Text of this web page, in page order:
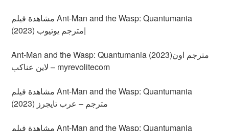
مشاهدة فيلم Ant-Man and the Wasp: Quantumania
(2023) مترجم يوتيوب|
Ant-Man and the Wasp: Quantumania (2023)مترجم اون
لاين عناكب – myrevolitecom
مشاهدة فيلم Ant-Man and the Wasp: Quantumania
(2023) مترجم – عرب تايجرز
مشاهدة فيلم Ant-Man and the Wasp: Quantumania